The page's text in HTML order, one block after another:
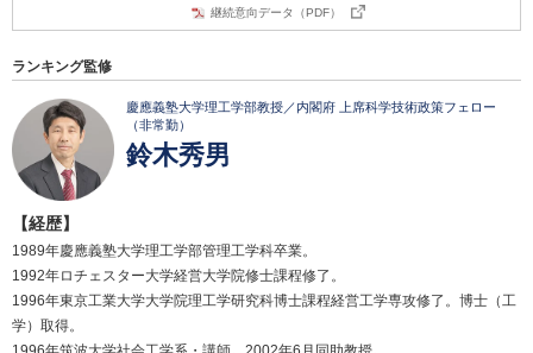
継続意向データ（PDF）
ランキング監修
慶應義塾大学理工学部教授／内閣府 上席科学技術政策フェロー
（非常勤）
鈴木秀男
【経歴】
1989年慶應義塾大学理工学部管理工学科卒業。
1992年ロチェスター大学経営大学院修士課程修了。
1996年東京工業大学大学院理工学研究科博士課程経営工学専攻修了。博士（工
学）取得。